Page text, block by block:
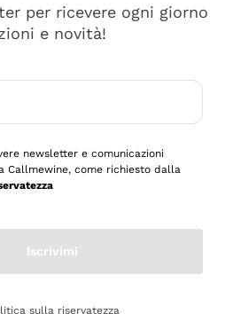
per ricevere ogni giorno
e novità!
per ricevere comunicazioni
newsletter e comunicazioni
Callmewine, come richiesto dalla
Iscrivimi
sulla riservatezza